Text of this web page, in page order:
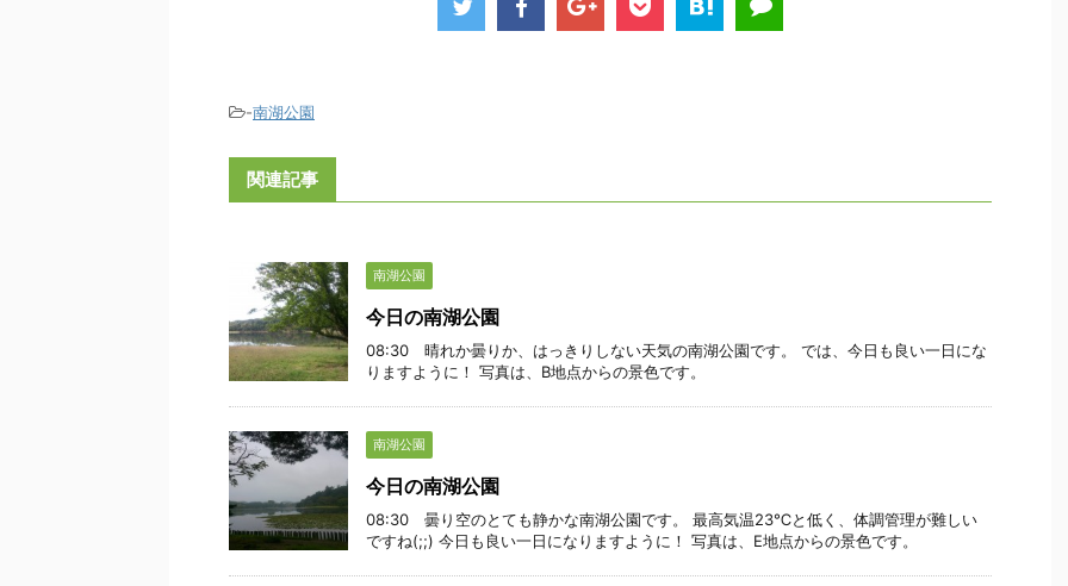
-南湖公園
関連記事
南湖公園
今日の南湖公園
08:30 晴れか曇りか、はっきりしない天気の南湖公園です。 では、今日も良い一日にな
りますように！ 写真は、B地点からの景色です。
南湖公園
今日の南湖公園
08:30 曇り空のとても静かな南湖公園です。 最高気温23℃と低く、体調管理が難しい
ですね(;;) 今日も良い一日になりますように！ 写真は、E地点からの景色です。